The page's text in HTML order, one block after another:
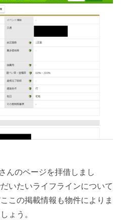
んのページを拝借しまし
いたいライフラインについて
この掲載情報も物件によりま
ょう。